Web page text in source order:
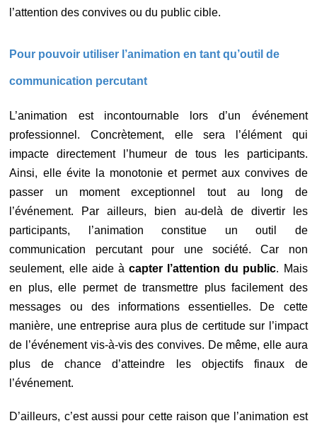
l’attention des convives ou du public cible.
Pour pouvoir utiliser l’animation en tant qu’outil de
communication percutant
L’animation est incontournable lors d’un événement
professionnel. Concrètement, elle sera l’élément qui
impacte directement l’humeur de tous les participants.
Ainsi, elle évite la monotonie et permet aux convives de
passer un moment exceptionnel tout au long de
l’événement. Par ailleurs, bien au-delà de divertir les
participants, l’animation constitue un outil de
communication percutant pour une société. Car non
seulement, elle aide à capter l’attention du public. Mais
en plus, elle permet de transmettre plus facilement des
messages ou des informations essentielles. De cette
manière, une entreprise aura plus de certitude sur l’impact
de l’événement vis-à-vis des convives. De même, elle aura
plus de chance d’atteindre les objectifs finaux de
l’événement.
D’ailleurs, c’est aussi pour cette raison que l’animation est